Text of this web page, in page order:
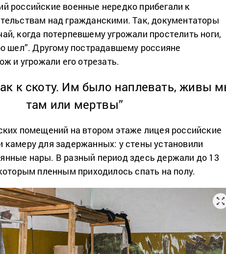
российские военные нередко прибегали к
над гражданскими. Так, документаторы
когда потерпевшему угрожали простелить ноги,
шел”. Другому пострадавшему россияне
и угрожали его отрезать.
к скоту. Им было наплевать, живы
там или мертвы”
помещений на втором этаже лицея российские
камеру для задержанных: у стены установили
нары. В разный период здесь держали до 13
пленным приходилось спать на полу.